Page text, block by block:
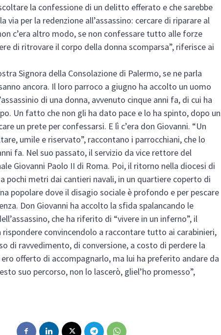
la confessione di un delitto efferato e che sarebbe
via per la redenzione all’assassino: cercare di riparare al
c’era altro modo, se non confessare tutto alle forze
di ritrovare il corpo della donna scomparsa”, riferisce ai
Signora della Consolazione di Palermo, se ne parla
ancora. Il loro parroco a giugno ha accolto un uomo
di una donna, avvenuto cinque anni fa, di cui ha
Un fatto che non gli ha dato pace e lo ha spinto, dopo un
un prete per confessarsi. E lì c’era don Giovanni. “Un
umile e riservato”, raccontano i parrocchiani, che lo
fa. Nel suo passato, il servizio da vice rettore del
Giovanni Paolo II di Roma. Poi, il ritorno nella diocesi di
pochi metri dai cantieri navali, in un quartiere coperto di
popolare dove il disagio sociale è profondo e per pescare
Don Giovanni ha accolto la sfida spalancando le
che ha riferito di “vivere in un inferno”, il
convincendolo a raccontare tutto ai carabinieri,
di ravvedimento, di conversione, a costo di perdere la
offerto di accompagnarlo, ma lui ha preferito andare da
suo percorso, non lo lascerò, gliel’ho promesso”,